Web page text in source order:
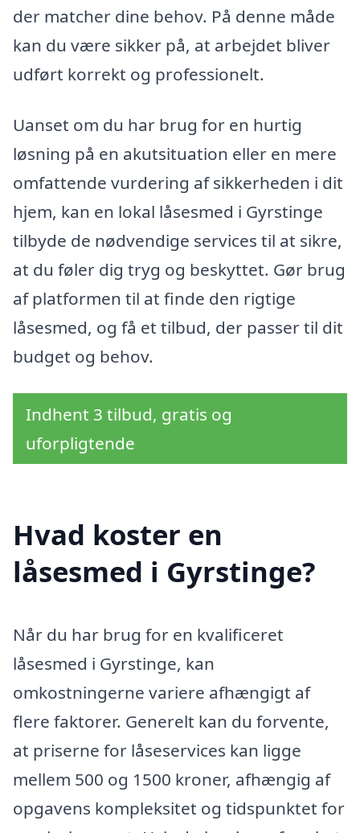
der matcher dine behov. På denne måde
kan du være sikker på, at arbejdet bliver
udført korrekt og professionelt.
Uanset om du har brug for en hurtig
løsning på en akutsituation eller en mere
omfattende vurdering af sikkerheden i dit
hjem, kan en lokal låsesmed i Gyrstinge
tilbyde de nødvendige services til at sikre,
at du føler dig tryg og beskyttet. Gør brug
af platformen til at finde den rigtige
låsesmed, og få et tilbud, der passer til dit
budget og behov.
Indhent 3 tilbud, gratis og
uforpligtende
Hvad koster en
låsesmed i Gyrstinge?
Når du har brug for en kvalificeret
låsesmed i Gyrstinge, kan
omkostningerne variere afhængigt af
flere faktorer. Generelt kan du forvente,
at priserne for låseservices kan ligge
mellem 500 og 1500 kroner, afhængig af
opgavens kompleksitet og tidspunktet for